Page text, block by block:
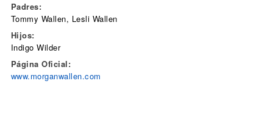
Padres:
Tommy Wallen, Lesli Wallen
Hijos:
Indigo Wilder
Página Oficial:
www.morganwallen.com